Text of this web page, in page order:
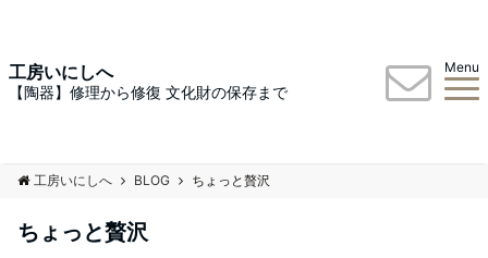
工房いにしへ
【陶器】修理から修復 文化財の保存まで
Menu
工房いにしへ BLOG ちょっと贅沢
ちょっと贅沢